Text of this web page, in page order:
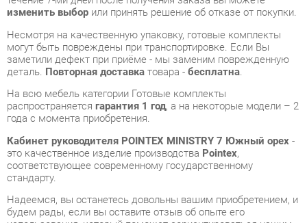
На всю мебель категории Готовые комплекты
года с момента приобретения.
Кабинет руководителя POINTEX MINISTRY 7 Южный орех-
это качественное изделие производстваPointex,
стандарту.
Надеемся, вы останетесь довольны вашим приобретением, и
использования, который поможет сориентироваться нашим
будущим покупателям.
Кроме формы обратной связи
получить развёрнутую
консультацию, фото и видеообзор продукции вы можете по
e-mail, телефону в Екатеринбурге и через мессенджеры
Telegram и WhatsApp.